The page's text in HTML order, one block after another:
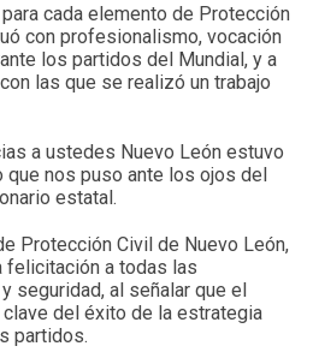
cada elemento de Protección
con profesionalismo, vocación
los partidos del Mundial, y a
las que se realizó un trabajo
a ustedes Nuevo León estuvo
que nos puso ante los ojos del
estatal.
Protección Civil de Nuevo León,
felicitación a todas las
seguridad, al señalar que el
del éxito de la estrategia
partidos.